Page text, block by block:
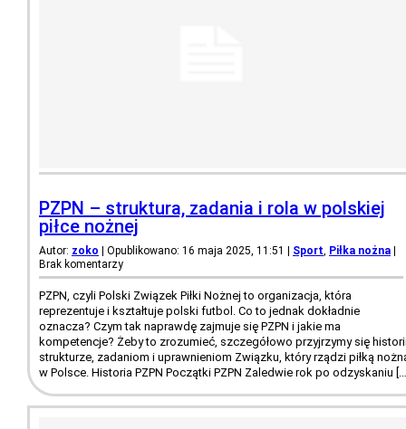
PZPN – struktura, zadania i rola w polskiej
piłce nożnej
Autor: zoko | Opublikowano: 16 maja 2025, 11:51 | Sport Piłka nożna |
Brak komentarzy
PZPN, czyli Polski Związek Piłki Nożnej to organizacja, która
reprezentuje i kształtuje polski futbol. Co to jednak dokładnie
oznacza? Czym tak naprawdę zajmuje się PZPN i jakie ma
kompetencje? Żeby to zrozumieć, szczegółowo przyjrzymy się
strukturze, zadaniom i uprawnieniom Związku, który rządzi piłką
w Polsce. Historia PZPN Początki PZPN Zaledwie rok po odzyskaniu